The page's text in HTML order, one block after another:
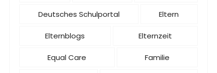
Deutsches Schulportal Eltern
Elternblogs Elternzeit
Equal Care Familie